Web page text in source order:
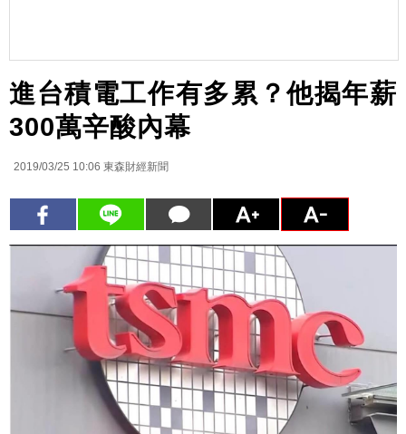
進台積電工作有多累？他揭年薪
300萬辛酸內幕
2019/03/25 10:06 東森財經新聞